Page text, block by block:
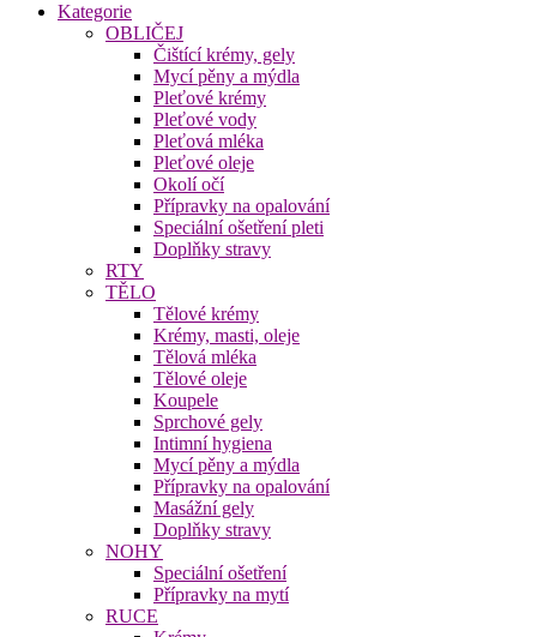
Kategorie
OBLIČEJ
Čištící krémy, gely
Mycí pěny a mýdla
Pleťové krémy
Pleťové vody
Pleťová mléka
Pleťové oleje
Okolí očí
Přípravky na opalování
Speciální ošetření pleti
Doplňky stravy
RTY
TĚLO
Tělové krémy
Krémy, masti, oleje
Tělová mléka
Tělové oleje
Koupele
Sprchové gely
Intimní hygiena
Mycí pěny a mýdla
Přípravky na opalování
Masážní gely
Doplňky stravy
NOHY
Speciální ošetření
Přípravky na mytí
RUCE